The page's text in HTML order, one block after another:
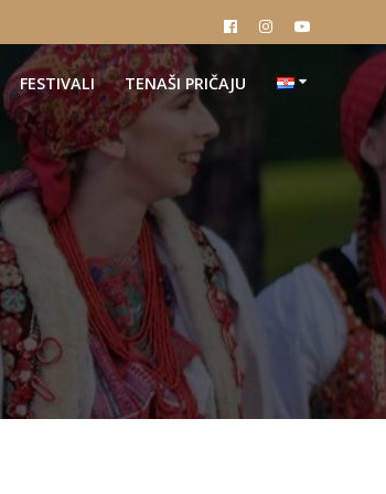
FESTIVALI TENAŠI PRIČAJU